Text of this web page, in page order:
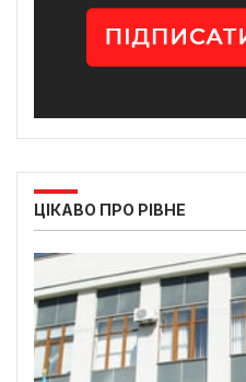
ЦІКАВО ПРО РІВНЕ